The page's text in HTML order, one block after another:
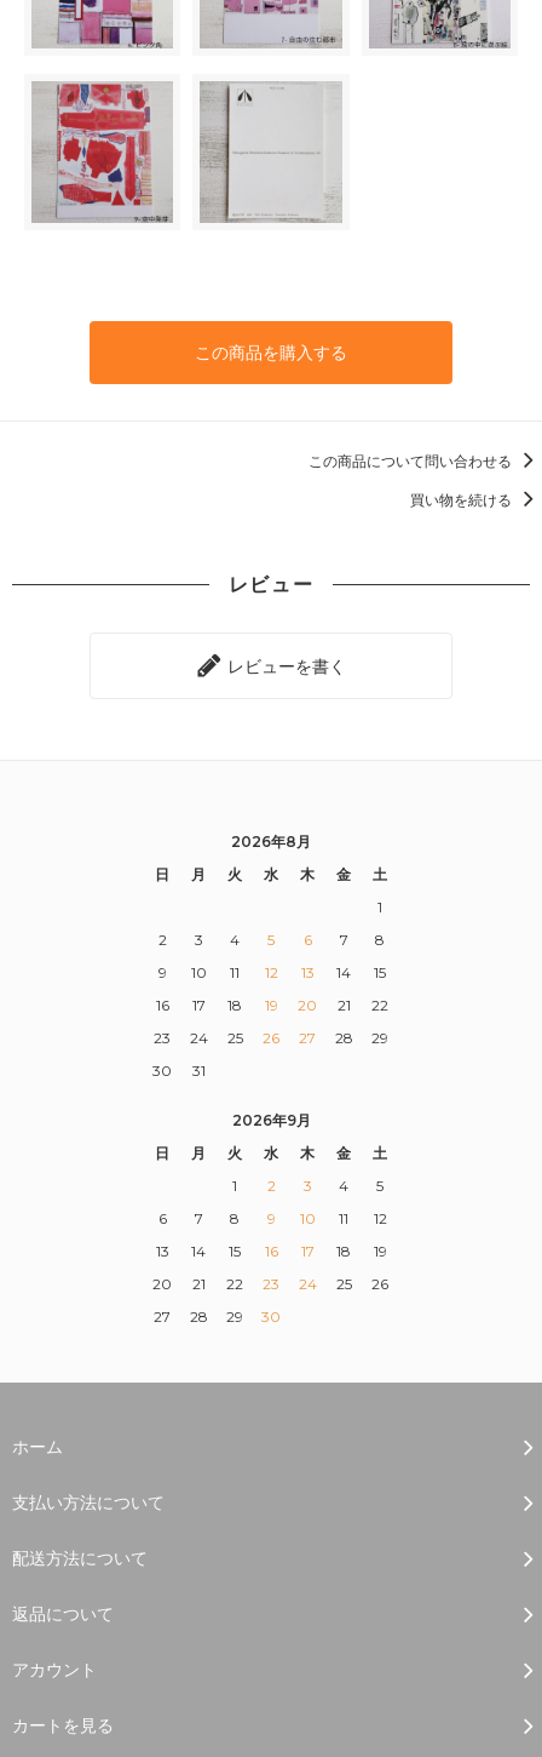
この商品を購入する
この商品について問い合わせる
買い物を続ける
レビュー
レビューを書く
2026年8月
日
月 火 水 木 金
土
1
2
3 4 5 6 7
8
9
10 11 12 13 14
15
16
17 18 19 20 21
22
23
24 25 26 27 28
29
30
31
2026年9月
日
月 火 水 木 金
土
1
2 3 4
5
6
7 8 9 10 11
12
13
14 15 16 17 18
19
20
21 22 23 24 25
26
27
28 29 30
ホーム
支払い方法について
配送方法について
返品について
アカウント
カートを見る